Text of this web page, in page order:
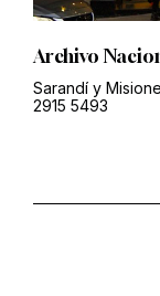
Archivo
Sarandí y
2915 5493